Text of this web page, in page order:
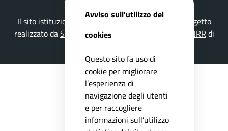
Il sito istituzionale del Comune di Gavardo è un progetto
realizzato daSecoval srlcon la Soluzione Comuni PNRR di
Avviso sull'utilizzo dei
cookies
Questo sito fa uso di
cookie per migliorare
l’esperienza di
navigazione degli utenti
e per raccogliere
informazioni sull’utilizzo